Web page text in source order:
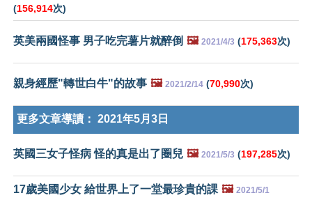
(156,914次)
英美兩國怪事 男子吃完薯片就醉倒 🖼️ 2021/4/3 (175,363次)
親身經歷"轉世白牛"的故事 🖼️ 2021/2/14 (70,990次)
更多文章導讀： 2021年5月3日
英國三女子怪病 怪的真是出了圈兒 🖼️ 2021/5/3 (197,285次)
17歲美國少女 給世界上了一堂最珍貴的課 🖼️ 2021/5/1